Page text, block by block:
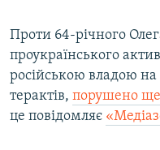
Усі сайти RFE/RL
Проти 64-річного
проукраїнського
російською владою на
терактів, порушено ще
це повідомляє